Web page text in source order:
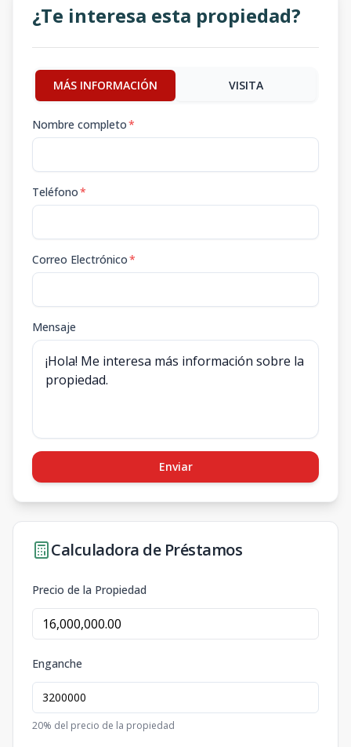
¿Te interesa esta propiedad?
MÁS INFORMACIÓN VISITA
Nombre completo*
Teléfono*
Correo Electrónico*
Mensaje
Enviar
Calculadora de Préstamos
Precio de la Propiedad
Enganche
20% del precio de la propiedad